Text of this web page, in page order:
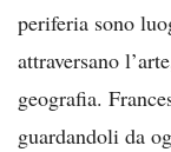
periferia sono
attraversano
geografia.
guardandoli da